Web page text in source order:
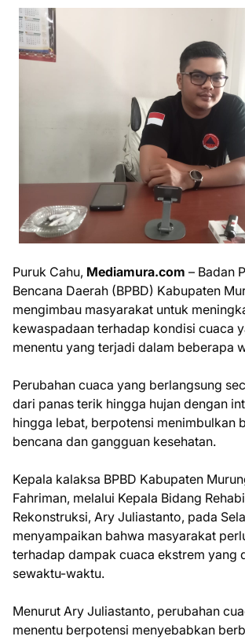
Puruk Cahu, Mediamura.com – Badan
Bencana Daerah (BPBD) Kabupaten
mengimbau masyarakat untuk
kewaspadaan terhadap kondisi cuaca
menentu yang terjadi dalam beberapa
Perubahan cuaca yang berlangsung
dari panas terik hingga hujan dengan
hingga lebat, berpotensi menimbulkan
bencana dan gangguan kesehatan.
Kepala kalaksa BPBD Kabupaten
Fahriman, melalui Kepala Bidang
Rekonstruksi, Ary Juliastanto, pada
menyampaikan bahwa masyarakat
terhadap dampak cuaca ekstrem yang
sewaktu-waktu.
Menurut Ary Juliastanto, perubahan
menentu berpotensi menyebabkan